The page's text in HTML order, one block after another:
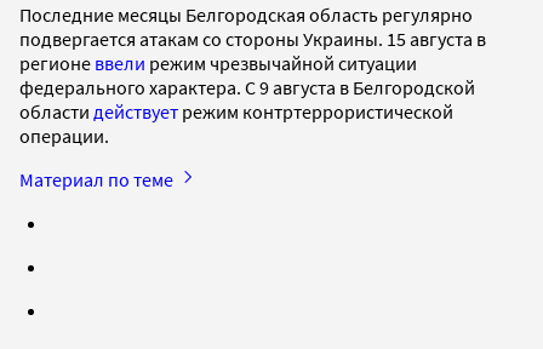
Последние месяцы Белгородская область регулярно
подвергается атакам со стороны Украины. 15 августа в
регионе ввели режим чрезвычайной ситуации
федерального характера. С 9 августа в Белгородской
области действует режим контртеррористической
операции.
Материал по теме